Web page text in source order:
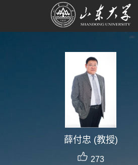
薛付忠 (教授)
273